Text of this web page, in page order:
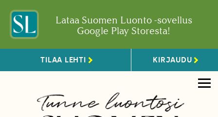
Lataa Suomen Luonto -sovellus
Google Play Storesta!
TILAA LEHTI KIRJAUDU